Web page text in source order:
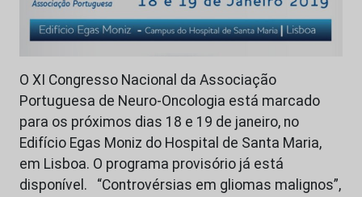
O XI Congresso Nacional da Associação
Portuguesa de Neuro-Oncologia está marcado
para os próximos dias 18 e 19 de janeiro, no
Edifício Egas Moniz do Hospital de Santa Maria,
em Lisboa. O programa provisório já está
disponível. “Controvérsias em gliomas malignos”,